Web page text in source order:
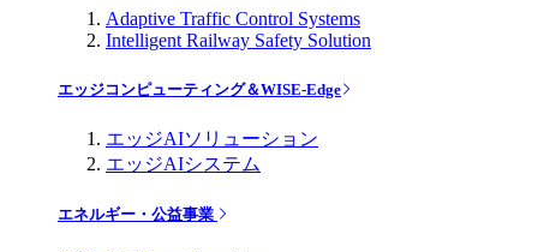
Adaptive Traffic Control Systems
Intelligent Railway Safety Solution
エッジコンピューティング＆WISE-Edge
エッジAIソリューション
エッジAIシステム
エネルギー・公益事業